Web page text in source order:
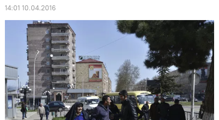
14:01 10.04.2016